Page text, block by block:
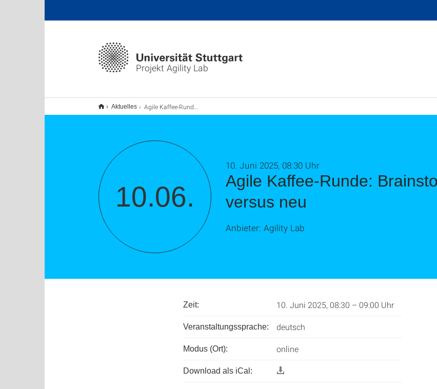
Projekt Agility Lab
Aktuelles Agile Kaffee-Runde: Brainstorming – klassisch versus neu
10.06.
Agile Kaffee-Runde:
versus neu
10. Juni 2025, 08:30 Uhr
Anbieter: Agility Lab
Zeit: 10. Juni 2025, 08:30 – 09:00 Uhr
Veranstaltungssprache: deutsch
Modus (Ort): online
Download als iCal: